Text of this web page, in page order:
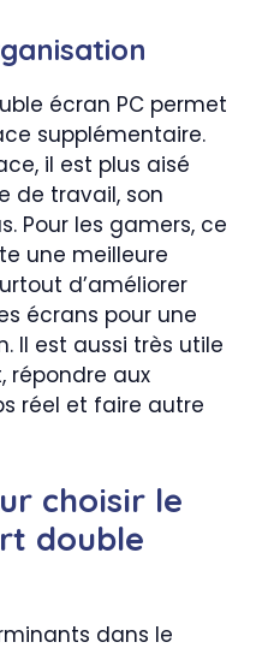
écran PC permet
supplémentaire.
il est plus aisé
de travail, son
Pour les gamers, ce
une meilleure
d’améliorer
écrans pour une
Il est aussi très utile
répondre aux
réel et faire autre
choisir le
double
dans le